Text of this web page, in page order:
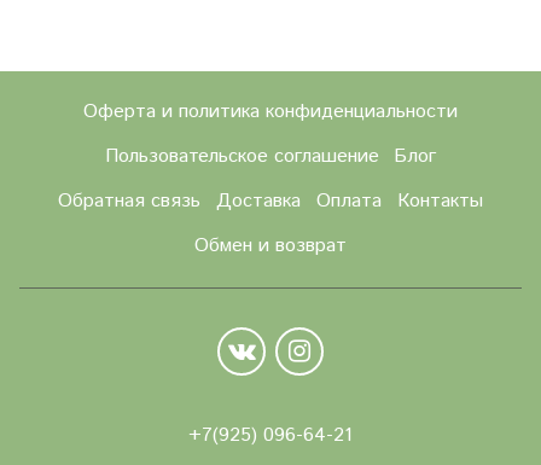
Оферта и политика конфиденциальности
Пользовательское соглашение
Блог
Обратная связь
Доставка Оплата
Контакты
Обмен и возврат
+7(925) 096-64-21